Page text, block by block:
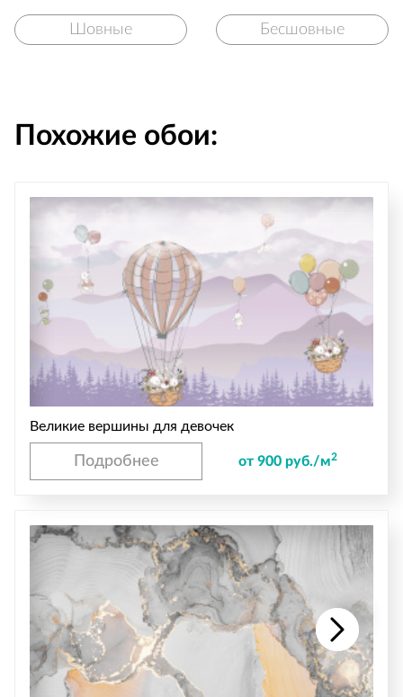
Шовные Бесшовные
Похожие обои:
Великие вершины для девочек
Подробнее от 900 руб./м2